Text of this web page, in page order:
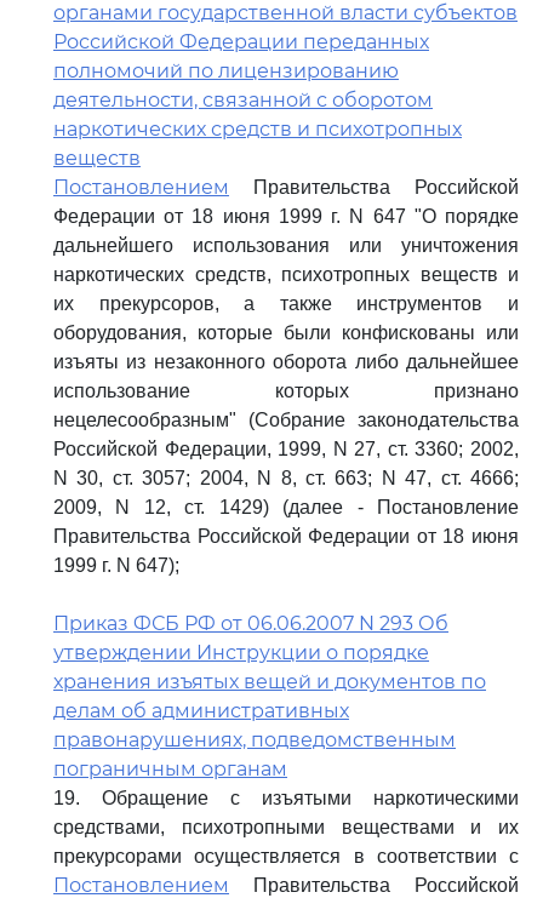
органами государственной власти субъектов
Российской Федерации переданных
полномочий по лицензированию
деятельности, связанной с оборотом
наркотических средств и психотропных
веществ
Постановлением
Правительства Российской
Федерации от 18 июня 1999 г. N 647 "О порядке
дальнейшего использования или уничтожения
наркотических средств, психотропных веществ и
их прекурсоров, а также инструментов и
оборудования, которые были конфискованы или
изъяты из незаконного оборота либо дальнейшее
использование которых признано
нецелесообразным" (Собрание законодательства
Российской Федерации, 1999, N 27, ст. 3360; 2002,
N 30, ст. 3057; 2004, N 8, ст. 663; N 47, ст. 4666;
2009, N 12, ст. 1429) (далее - Постановление
Правительства Российской Федерации от 18 июня
1999 г. N 647);
Приказ ФСБ РФ от 06.06.2007 N 293 Об
утверждении Инструкции о порядке
хранения изъятых вещей и документов по
делам об административных
правонарушениях, подведомственным
пограничным органам
19. Обращение с изъятыми наркотическими
средствами, психотропными веществами и их
прекурсорами осуществляется в соответствии с
Постановлением
Правительства Российской